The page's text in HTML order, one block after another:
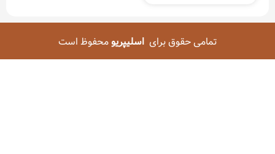
تمامی حقوق برایاسلیپریومحفوظ است